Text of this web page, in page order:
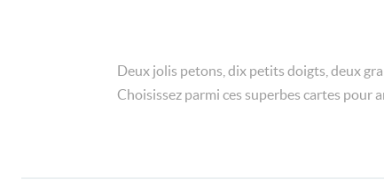
Deux jolis petons, dix petits doigts, deux
Choisissez parmi ces superbes cartes